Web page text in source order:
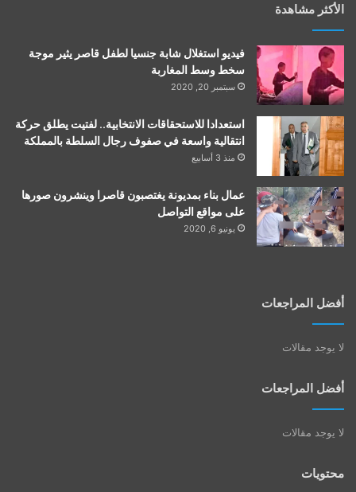
الأكثر مشاهدة
فيديو استغلال شابة جنسيا لطفل قاصر يثير موجة
سخط وسط المغاربة
سبتمبر 20, 2020
استعدادا للاستحقاقات الانتخابية.. لفتيت يطلق حركة
انتقالية واسعة في صفوف رجال السلطة بالمملكة
منذ 3 أسابيع
عمال بناء بمديونة يغتصبون قاصرا وينشرون صورها
على مواقع التواصل
يونيو 6, 2020
أفضل المراجعات
لا يوجد مقالات
أفضل المراجعات
لا يوجد مقالات
محتويات